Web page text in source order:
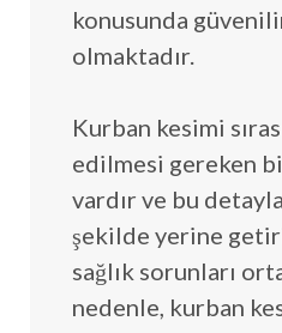
konusunda
olmaktadır.
Kurban kesimi
edilmesi gereken
vardır ve bu
şekilde yerine
sağlık sorunları
nedenle, kurban